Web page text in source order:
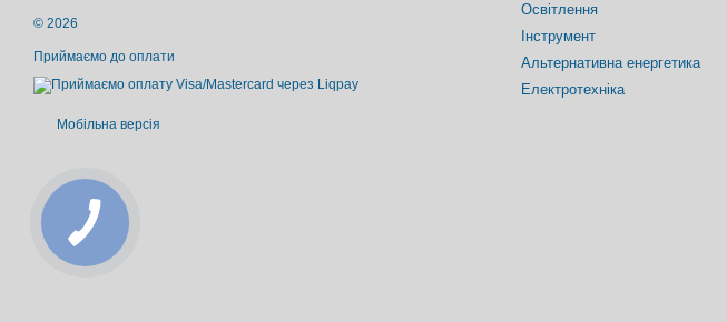
© 2026
Приймаємо до оплати
Мобільна версія
Освітлення
Інструмент
Альтернативна енергетика
Електротехніка